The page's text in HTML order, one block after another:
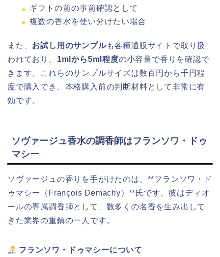
ギフトの前の事前確認として
複数の香水を使い分けたい場合
また、 お試し用のサンプルも各種通販サイトで取り扱
われており、 1mlから5ml程度の小容量で香りを確認で
きます。これらのサンプルサイズは数百円から千円程
度で購入でき、本格購入前の判断材料として非常に有
効です。
ソヴァージュ香水の調香師はフランソワ・ドゥ
マシー
ソヴァージュの香りを手がけたのは、**フランソワ・ド
ゥマシー（François Demachy）**氏です。彼はディオ
ールの専属調香師として、数多くの名香を生み出して
きた業界の重鎮の一人です。
フランソワ・ドゥマシーについて